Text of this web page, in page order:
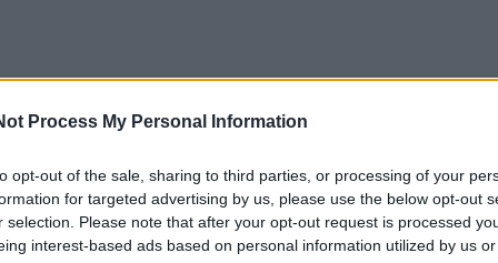
Process My Personal Information
opt-out of the sale, sharing to third parties, or processing of your
for targeted advertising by us, please use the below opt-out
selection. Please note that after your opt-out request is processed
interest-based ads based on personal information utilized by us
"Citroen" ir DS automobilių gamintojas "Groupe PSA"
priklausantį "Opel" verslą Europoje, buvo kaip perkūnas
to, kad, kaip paaiškėjo, abi pusės derėjosi gana